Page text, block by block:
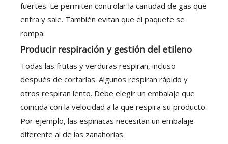
fuertes. Le permiten controlar la cantidad de gas que
entra y sale. También evitan que el paquete se
rompa.
Producir respiración y gestión del etileno
Todas las frutas y verduras respiran, incluso
después de cortarlas. Algunos respiran rápido y
otros respiran lento. Debe elegir un embalaje que
coincida con la velocidad a la que respira su producto.
Por ejemplo, las espinacas necesitan un embalaje
diferente al de las zanahorias.